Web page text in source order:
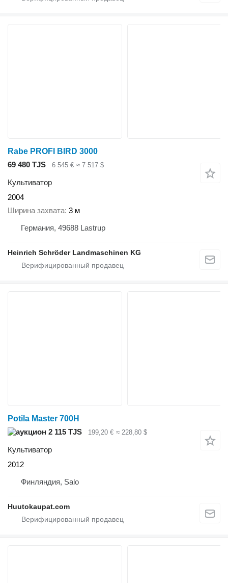
Rabe PROFI BIRD 3000
69 480 TJS
6 545 € ≈ 7 517 $
Культиватор
2004
Ширина захвата 3 м
Германия, 49688 Lastrup
Heinrich Schröder Landmaschinen KG
Potila Master 700H
2 115 TJS
199,20 € ≈ 228,80 $
Культиватор
2012
Финляндия, Salo
Huutokaupat.com